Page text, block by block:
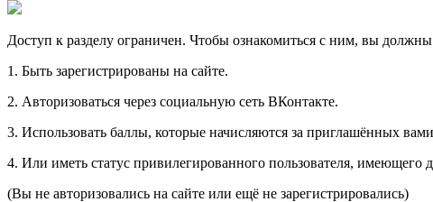
Доступ к разделу ограничен. Чтобы ознакомиться с ним, вы
1. Быть зарегистрированы на сайте.
2. Авторизоваться через социальную сеть ВКонтакте.
3. Использовать баллы, которые начисляются за приглашённых
4. Или иметь статус привилегированного пользователя, имеющего
(Вы не авторизовались на сайте или ещё не зарегистрировались)